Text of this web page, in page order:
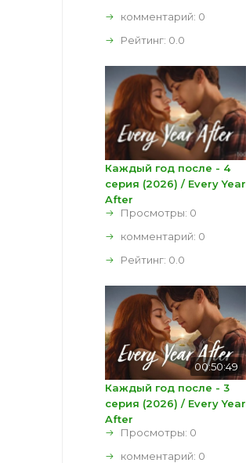
комментарий: 0
Рейтинг: 0.0
Каждый год после - 4
серия (2026) / Every Year
After
Просмотры: 0
комментарий: 0
Рейтинг: 0.0
00:50:49
Каждый год после - 3
серия (2026) / Every Year
After
Просмотры: 0
комментарий: 0